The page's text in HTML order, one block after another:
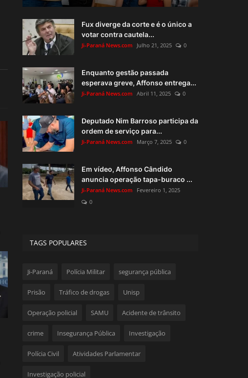
Fux diverge da corte e é o único a
votar contra cautela...
Ji-Paraná News.com Julho 21, 2025 0
Enquanto gestão passada
esperava greve, Affonso entrega...
Ji-Paraná News.com Abril 11, 2025 0
Deputado Nim Barroso participa da
ordem de serviço para...
Ji-Paraná News.com Março 7, 2025 0
Em vídeo, Affonso Cândido
anuncia operação tapa-buraco ...
Ji-Paraná News.com
Fevereiro 1, 2025
0
TAGS POPULARES
Ji-Paraná Polícia Militar segurança pública
Prisão Tráfico de drogas Unisp
Operação policial SAMU Acidente de trânsito
crime Insegurança Pública Investigação
Polícia Civil Atividades Parlamentar
Investigação policial